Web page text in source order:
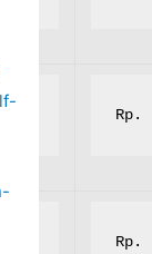
Rp.
Rp.